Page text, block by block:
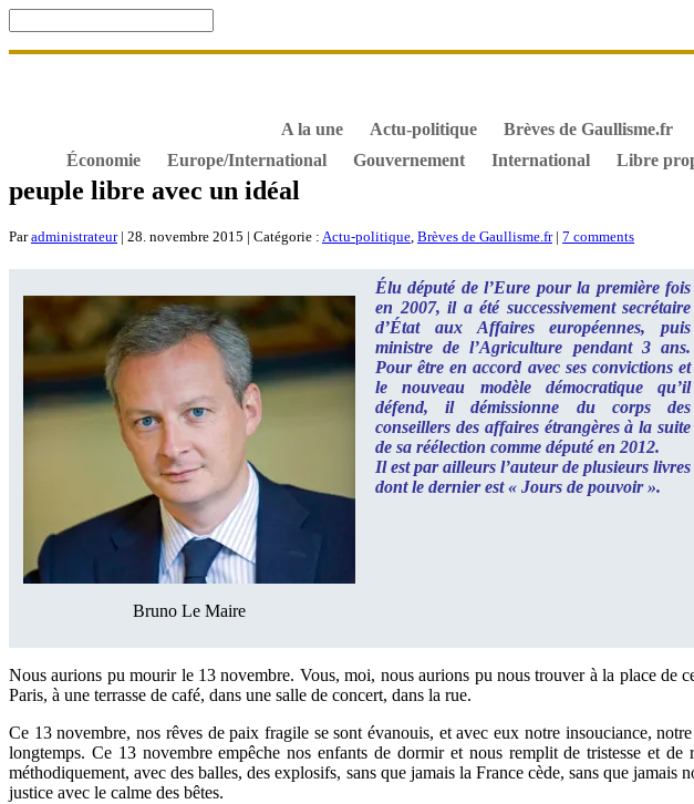
A la une Actu-politique Brèves de Gaullisme.fr
Économie
Europe/International Gouvernement International Libre
peuple libre avec un idéal
Paradministrateur| 28. novembre 2015 | Catégorie : Actu-politique Brèves de Gaullisme.fr| 7 comments
Bruno Le Maire
Élu député de l’Eure pour la première fois
en 2007, il a été successivement secrétaire
d’État aux Affaires européennes, puis
ministre de l’Agriculture pendant 3 ans.
Pour être en accord avec ses convictions et
le nouveau modèle démocratique qu’il
défend, il démissionne du corps des
conseillers des affaires étrangères à la suite
de sa réélection comme député en 2012.
Il est par ailleurs l’auteur de plusieurs livres
dont le dernier est « Jours de pouvoir ».
Nous aurions pu mourir le 13 novembre. Vous, moi, nous aurions pu nous trouver à la place de
Paris, à une terrasse de café, dans une salle de concert, dans la rue.
Ce 13 novembre, nos rêves de paix fragile se sont évanouis, et avec eux notre insouciance,
longtemps. Ce 13 novembre empêche nos enfants de dormir et nous remplit de tristesse et
méthodiquement, avec des balles, des explosifs, sans que jamais la France cède, sans que
justice avec le calme des bêtes.